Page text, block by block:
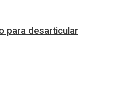
para desarticular